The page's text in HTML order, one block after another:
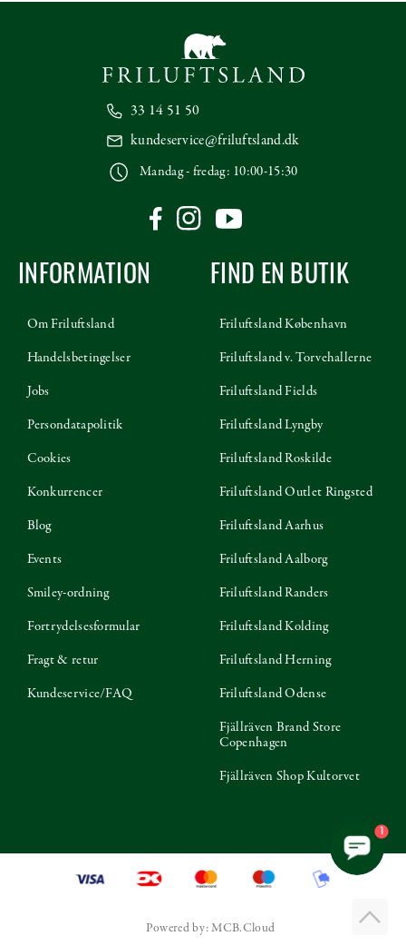
33 14 51 50
kundeservice@friluftsland.dk
Mandag - fredag: 10:00-15:30
INFORMATION
Om Friluftsland
Handelsbetingelser
Jobs
Persondatapolitik
Cookies
Konkurrencer
Blog
Events
Smiley-ordning
Fortrydelsesformular
Fragt & retur
Kundeservice/FAQ
FIND EN BUTIK
Friluftsland København
Friluftsland v. Torvehallerne
Friluftsland Fields
Friluftsland Lyngby
Friluftsland Roskilde
Friluftsland Outlet Ringsted
Friluftsland Aarhus
Friluftsland Aalborg
Friluftsland Randers
Friluftsland Kolding
Friluftsland Herning
Friluftsland Odense
Fjällräven Brand Store
Copenhagen
Fjällräven Shop Kultorvet
Powered by: MCB.Cloud
1